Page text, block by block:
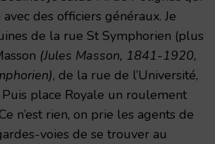
des officiers généraux. Je
de la rue St Symphorien (plus
(Jules Masson, 1841-1920,
, de la rue de l’Université,
Puis place Royale un roulement
n’est rien, on prie les agents de
voies de se trouver au